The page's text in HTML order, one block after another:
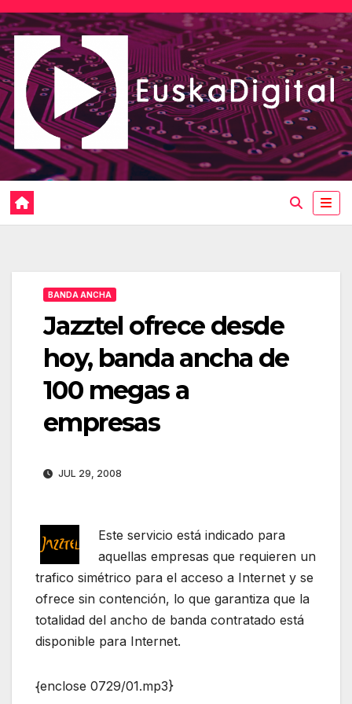
Saltar
al
contenido
BANDA ANCHA
Jazztel ofrece desde
hoy, banda ancha de
100 megas a
empresas
JUL 29, 2008
Este servicio está indicado para
aquellas empresas que requieren un
trafico simétrico para el acceso a Internet y se
ofrece sin contención, lo que garantiza que la
totalidad del ancho de banda contratado está
disponible para Internet.
{enclose 0729/01.mp3}